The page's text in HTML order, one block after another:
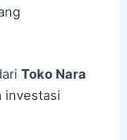
Toko Nara
investasi